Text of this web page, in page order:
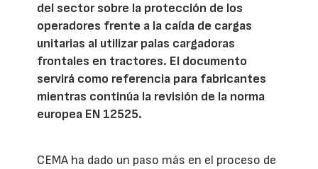
del sector sobre la protección de los
operadores frente a la caída de cargas
unitarias al utilizar palas cargadoras
frontales en tractores. El documento
servirá como referencia para fabricantes
mientras continúa la revisión de la norma
europea EN 12525.
CEMA ha dado un paso más en el proceso de